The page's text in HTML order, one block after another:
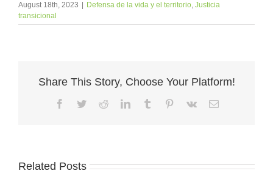
August 18th, 2023 Defensa de la vida y el territorio, Justicia
transicional
Share This Story, Choose Your Platform!
Facebook
TwitterRedditLinkedInTumblr Pinterest
Vk Email
Related Posts